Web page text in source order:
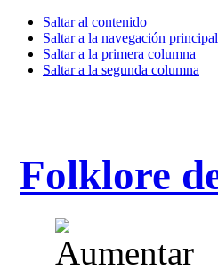
Saltar al contenido
Saltar a la navegación principal
Saltar a la primera columna
Saltar a la segunda columna
Folklore